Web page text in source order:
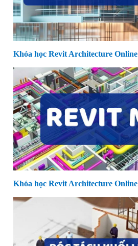
Khóa học Revit Architecture Online
Khóa học Revit Architecture Online